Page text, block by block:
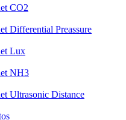
CO2
Differential Preassure
Lux
NH3
Ultrasonic Distance